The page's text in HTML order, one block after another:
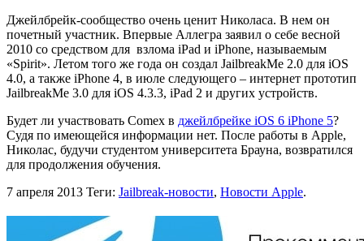
Джейлбрейк-сообщество очень ценит Николаса. В нем он
почетный участник. Впервые Аллегра заявил о себе весной
2010 со средством для взлома iPad и iPhone, называемым
«Spirit». Летом того же года он создал JailbreakMe 2.0 для iOS
4.0, а также iPhone 4, в июле следующего – интернет прототип
JailbreakMe 3.0 для iOS 4.3.3, iPad 2 и других устройств.
Будет ли участвовать Comex в джейлбрейке iOS 6 iPhone 5?
Судя по имеющейся информации нет. После работы в Apple,
Николас, будучи студентом университета Брауна, возвратился
для продолжения обучения.
7 апреля 2013 Теги: Jailbreak-новости, Новости Apple.